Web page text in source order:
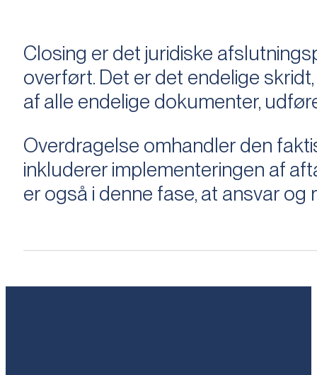
Closing er det juridiske
overført. Det er det endelige
af alle endelige dokumenter,
Overdragelse omhandler den
inkluderer implementeringen af
er også i denne fase, at ansvar